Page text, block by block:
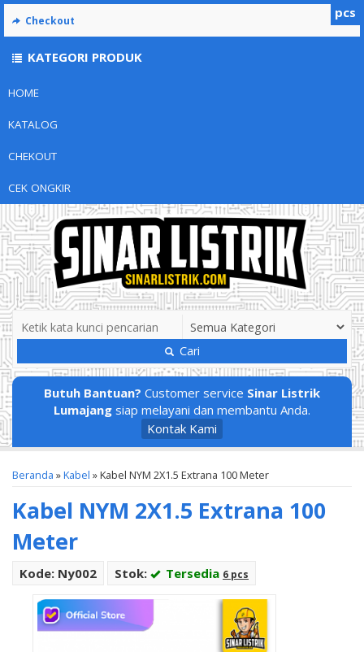
HOME
KATALOG
CHEKOUT
CEK ONGKIR
Cari
Butuh Bantuan? Customer service Sinar Listrik
Lumajang siap melayani dan membantu Anda.
Kontak Kami
Beranda »Kabel »Kabel NYM 2X1.5 Extrana 100 Meter
Kabel NYM 2X1.5 Extrana 100
Meter
Kode: Ny002 Stok: Tersedia 6 pcs
pcs
Checkout
KATEGORI PRODUK